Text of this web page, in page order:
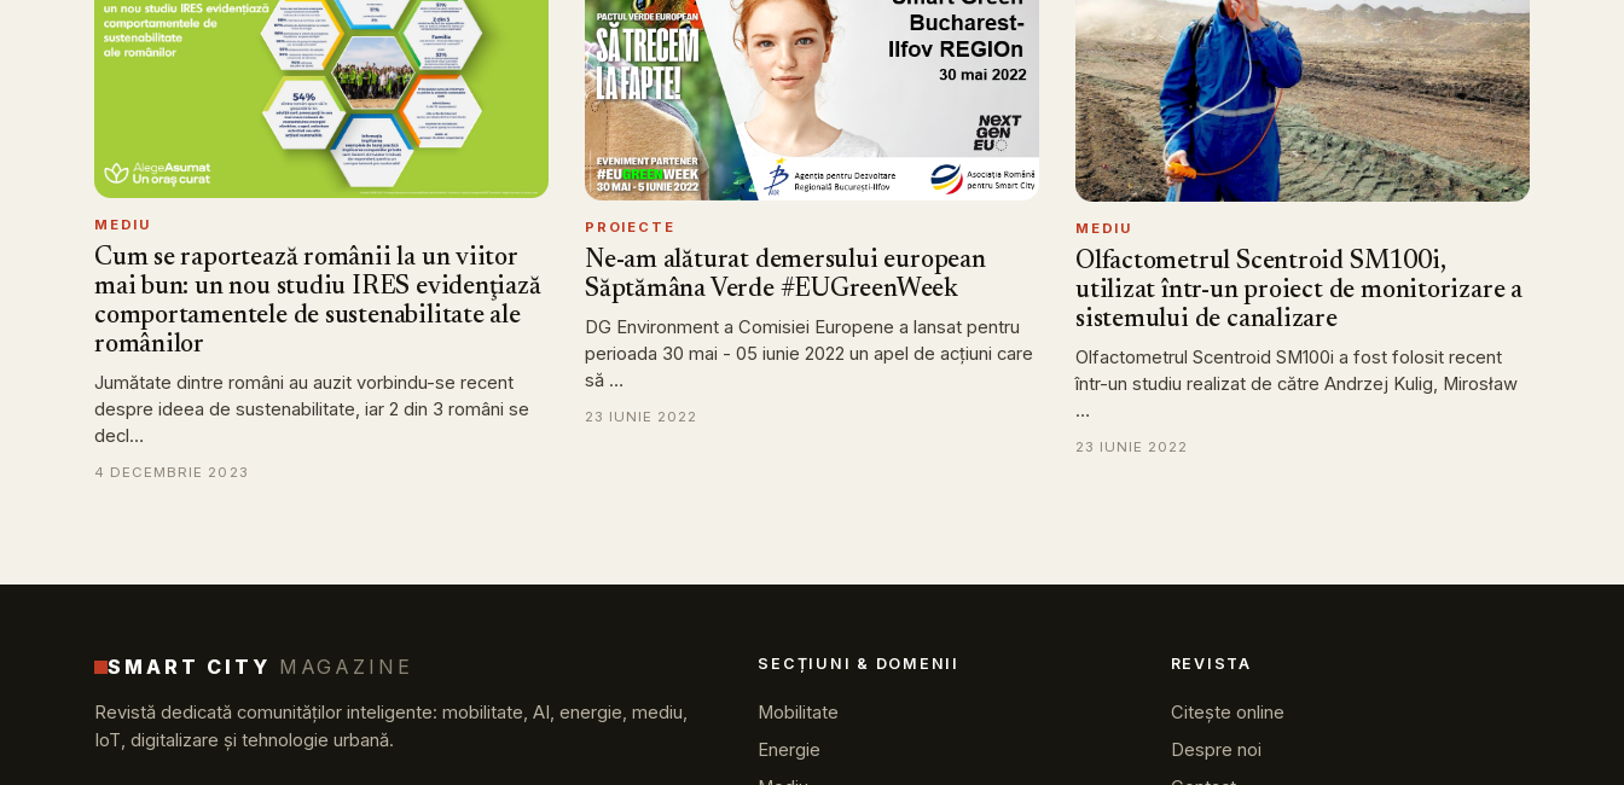
MEDIU
Cum se raportează românii la un viitor
mai bun: un nou studiu IRES evidenţiază
comportamentele de sustenabilitate ale
românilor
Jumătate dintre români au auzit vorbindu-se recent
despre ideea de sustenabilitate, iar 2 din 3 români se
decl…
4 DECEMBRIE 2023
PROIECTE
Ne-am alăturat demersului european
Săptămâna Verde #EUGreenWeek
DG Environment a Comisiei Europene a lansat pentru
perioada 30 mai - 05 iunie 2022 un apel de acţiuni care
să …
23 IUNIE 2022
MEDIU
Olfactometrul Scentroid SM100i,
utilizat într-un proiect de monitorizare a
sistemului de canalizare
Olfactometrul Scentroid SM100i a fost folosit recent
într-un studiu realizat de către Andrzej Kulig, Mirosław
…
23 IUNIE 2022
SMART CITY MAGAZINE
Revistă dedicată comunităților inteligente: mobilitate, AI, energie, mediu,
IoT, digitalizare și tehnologie urbană.
SECȚIUNI & DOMENII
Mobilitate
Energie
REVISTA
Citește online
Despre noi